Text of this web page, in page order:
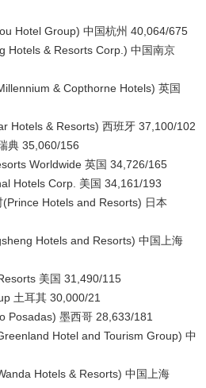
Hotel Group) 中国杭州 40,064/675
Hotels & Resorts Corp.) 中国南京
& Copthorne Hotels) 英国
Hotels & Resorts) 西班牙 37,100/102
典 35,060/156
Worldwide 英国 34,726/165
Hotels Corp. 美国 34,161/193
Hotels and Resorts) 日本
Hotels and Resorts) 中国上海
美国 31,490/115
土耳其 30,000/21
Posadas) 墨西哥 28,633/181
Hotel and Tourism Group) 中
Hotels & Resorts) 中国上海